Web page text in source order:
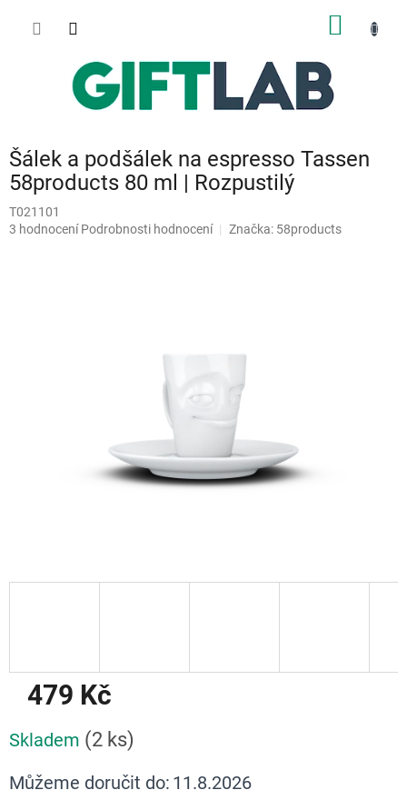
Šálek a podšálek na espresso Tassen
58products 80 ml | Rozpustilý
T021101
Průměrné
3 hodnocení Podrobnosti hodnocení Značka: 58products
479 Kč
cena:
Skladem (2 ks)
Můžeme doručit do: 11.8.2026